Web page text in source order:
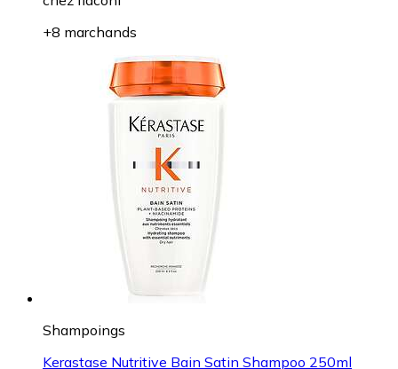
+8 marchands
Shampoings
Kerastase Nutritive Bain Satin Shampoo 250ml